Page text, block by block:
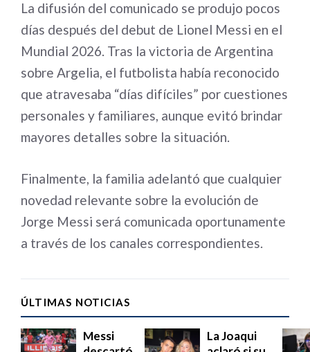
La difusión del comunicado se produjo pocos
días después del debut de Lionel Messi en el
Mundial 2026. Tras la victoria de Argentina
sobre Argelia, el futbolista había reconocido
que atravesaba “días difíciles” por cuestiones
personales y familiares, aunque evitó brindar
mayores detalles sobre la situación.
Finalmente, la familia adelantó que cualquier
novedad relevante sobre la evolución de
Jorge Messi será comunicada oportunamente
a través de los canales correspondientes.
ÚLTIMAS NOTICIAS
Messi
La Joaqui